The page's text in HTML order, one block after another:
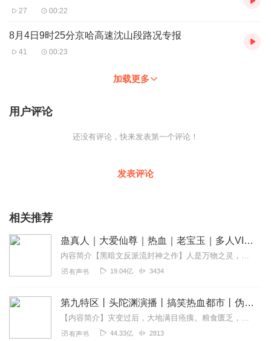
27 00:22
8月4日9时25分京哈高速沈山段路况专报
41 00:23
加载更多
用户评论
还没有评论，快来发表第一个评论！
发表评论
相关推荐
蛊真人｜大爱仙尊｜热血｜老宝玉｜多人VIP免费有声剧
内容简介【黑暗文反派流封神之作】人是万物之灵，蛊是天地真精。一个穿越者不断重生的故事。一个养蛊、炼蛊、用蛊的奇特世界。配音组（男角色）老宝玉旁白...
有声书 19.04亿 3434
第九特区丨头陀渊演播丨搞笑热血都市丨伪戒丨VIP免费多人有声剧
【内容简介】灾变过后，大地满目疮痍。粮食匮乏，资源紧俏，局势混乱……一位从待规划区杀出来的青年，背对着漫天黄沙，孤身来到九区谋生，却不曾想偶然结识三五好友，一念...
有声书 44.33亿 2813